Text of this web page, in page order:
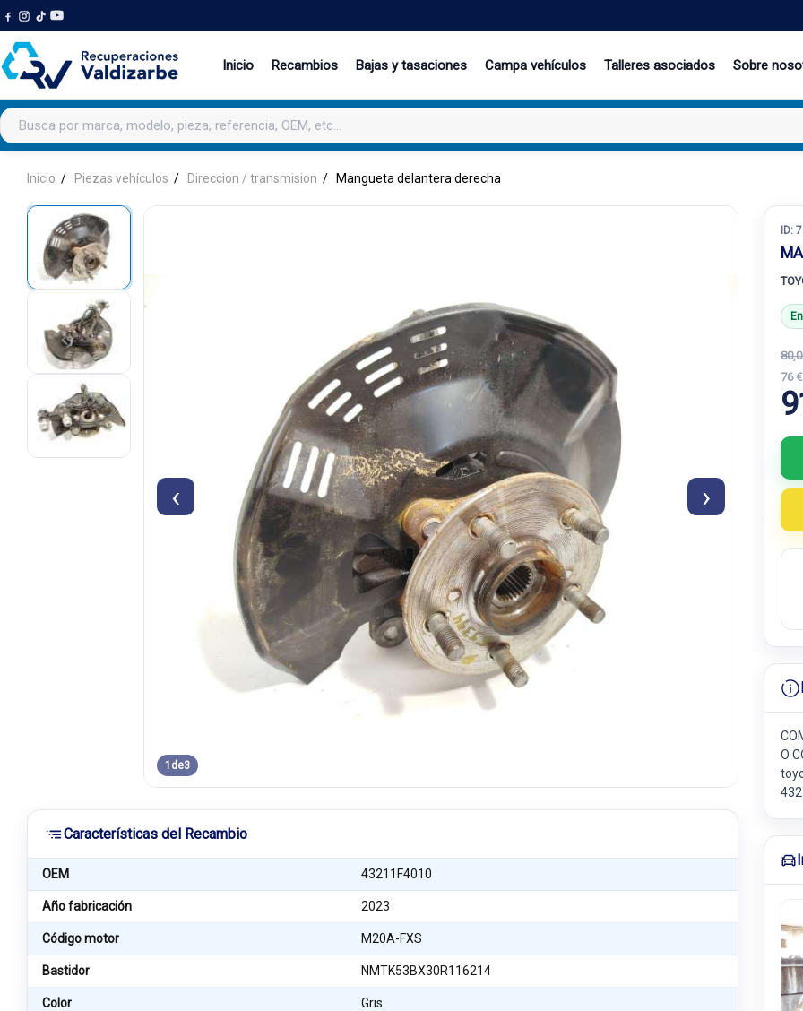
Inicio Recambios Bajas y tasaciones Campa vehículos Talleres asociados Sobre
Buscar productos
Inicio Piezas vehículos Direccion / transmision Mangueta delantera derecha
‹ ›
1 de3
Características del Recambio
OEM 43211F4010
Año fabricación 2023
Código motor M20A-FXS
Bastidor NMTK53BX30R116214
Color Gris
ID:
76
O